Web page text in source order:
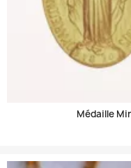
Médaille